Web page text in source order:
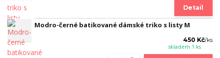
Detail
Modro-černé batikované dámské triko s listy M
450 Kč/ks
skladem 1 ks